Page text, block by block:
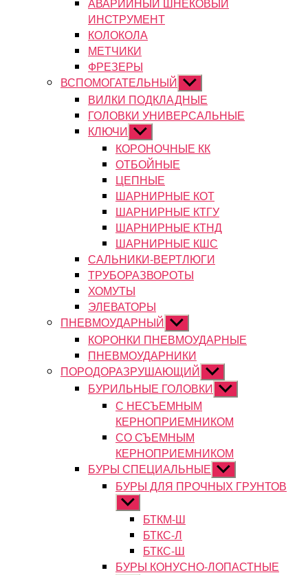
ИНСТРУМЕНТ
КОЛОКОЛА
МЕТЧИКИ
ФРЕЗЕРЫ
ВСПОМОГАТЕЛЬНЫЙ Показывать
подменю
ВИЛКИ ПОДКЛАДНЫЕ
ГОЛОВКИ УНИВЕРСАЛЬНЫЕ
КЛЮЧИ Показывать
подменю
КОРОНОЧНЫЕ КК
ОТБОЙНЫЕ
ЦЕПНЫЕ
ШАРНИРНЫЕ КОТ
ШАРНИРНЫЕ КТГУ
ШАРНИРНЫЕ КТНД
ШАРНИРНЫЕ КШС
САЛЬНИКИ-ВЕРТЛЮГИ
ТРУБОРАЗВОРОТЫ
ХОМУТЫ
ЭЛЕВАТОРЫ
ПНЕВМОУДАРНЫЙ Показывать
подменю
КОРОНКИ ПНЕВМОУДАРНЫЕ
ПНЕВМОУДАРНИКИ
ПОРОДОРАЗРУШАЮЩИЙ Показывать
подменю
БУРИЛЬНЫЕ ГОЛОВКИ Показывать
подменю
С НЕСЪЕМНЫМ
КЕРНОПРИЕМНИКОМ
СО СЪЕМНЫМ
КЕРНОПРИЕМНИКОМ
БУРЫ СПЕЦИАЛЬНЫЕ Показывать
подменю
БУРЫ ДЛЯ ПРОЧНЫХ ГРУНТОВ
Показывать
подменюБТКМ-Ш
БТКС-Л
БТКС-Ш
БУРЫ КОНУСНО-ЛОПАСТНЫЕ